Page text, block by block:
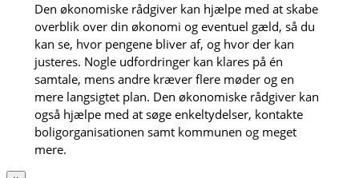
Den økonomiske rådgiver kan hjælpe med at skabe
overblik over din økonomi og eventuel gæld, så du
kan se, hvor pengene bliver af, og hvor der kan
justeres. Nogle udfordringer kan klares på én
samtale, mens andre kræver flere møder og en
mere langsigtet plan. Den økonomiske rådgiver kan
også hjælpe med at søge enkeltydelser, kontakte
boligorganisationen samt kommunen og meget
mere.